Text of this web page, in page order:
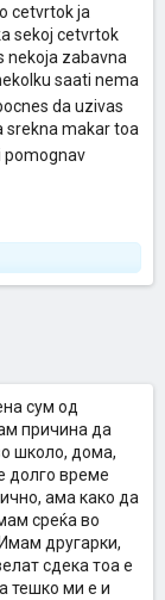
cetvrtok ja
sekoj cetvrtok
nekoja zabavna
saati nema
da uzivas
srekna makar toa
pomognav
сум од
причина да
школо, дома,
долго време
ама како да
среќа во
другарки,
сдека тоа е
тешко ми е и